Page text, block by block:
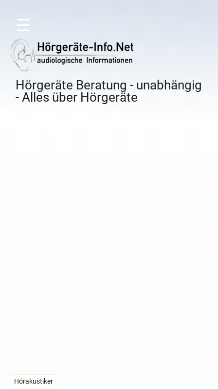
☰
Hörgeräte Beratung - unabhängig
- Alles über Hörgeräte
Hörakustiker